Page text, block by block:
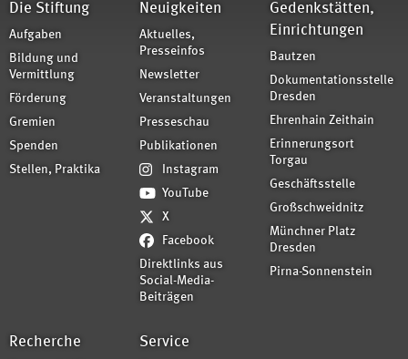
Die Stiftung
Aufgaben
Bildung und
Vermittlung
Förderung
Gremien
Spenden
Stellen, Praktika
Neuigkeiten
Aktuelles,
Presseinfos
Newsletter
Veranstaltungen
Presseschau
Publikationen
Instagram
YouTube
X
Facebook
Direktlinks aus
Social-Media-
Beiträgen
Gedenkstätten,
Einrichtungen
Bautzen
Dokumentationsstelle
Dresden
Ehrenhain Zeithain
Erinnerungsort
Torgau
Geschäftsstelle
Großschweidnitz
Münchner Platz
Dresden
Pirna-Sonnenstein
Recherche Service